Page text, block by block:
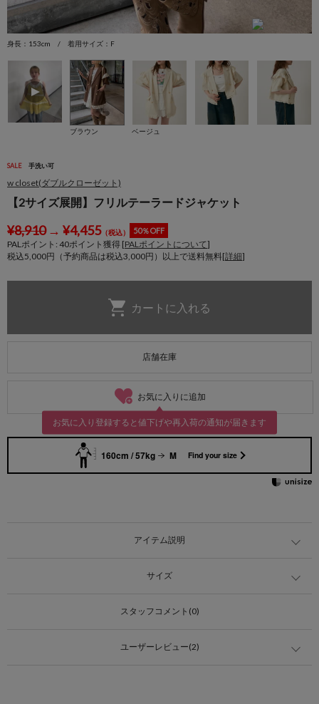
身長：153cm / 着用サイズ：F
ブラウン ベージュ
SALE 手洗い可
w closet(ダブルクローゼット)
【2サイズ展開】フリルテーラードジャケット
¥8,910→ ¥4,455（税込） 50％OFF
PALポイント: 40ポイント獲得 [PALポイントについて]
税込5,000円（予約商品は税込3,000円）以上で送料無料[詳細]
店舗在庫
お気に入りに追加
お気に入り登録すると値下げや再入荷の通知が届きます
160cm / 57kg M Find your size
アイテム説明
サイズ
スタッフコメント(0)
ユーザーレビュー(2)